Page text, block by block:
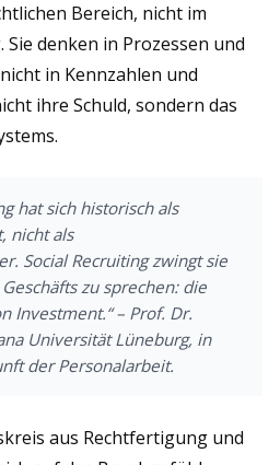
Bereich, nicht im
denken in Prozessen und
in Kennzahlen und
ihre Schuld, sondern das
hat sich historisch als
nicht als
Social Recruiting zwingt sie
zu sprechen: die
Investment.“ – Prof. Dr.
Universität Lüneburg, in
der Personalarbeit.
aus Rechtfertigung und